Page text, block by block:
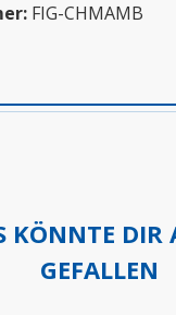
FIG-CHMAMB
KÖNNTE DIR
GEFALLEN